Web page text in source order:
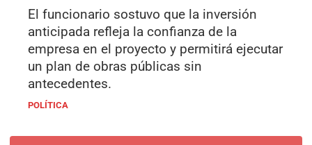
El funcionario sostuvo que la inversión
anticipada refleja la confianza de la
empresa en el proyecto y permitirá ejecutar
un plan de obras públicas sin
antecedentes.
POLÍTICA